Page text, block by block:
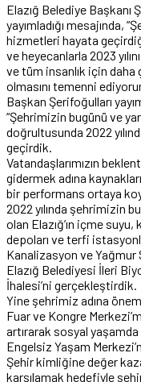
Elazığ Belediye Başkanı
yayımladığı mesajında,
hizmetleri hayata
ve heyecanlarla 2023
ve tüm insanlık için daha
olmasını temenni
Başkan Şerifoğulları
“Şehrimizin bugünü ve
doğrultusunda 2022
geçirdik.
Vatandaşlarımızın
gidermek adına
bir performans ortaya
2022 yılında şehrimizin
olan Elazığ’ın içme
depoları ve terfi
Kanalizasyon ve Yağmur
Elazığ Belediyesi İleri
İhalesi’ni gerçekleştirdik.
Yine şehrimiz adına
Fuar ve Kongre
artırarak sosyal
Engelsiz Yaşam
Şehir kimliğine değer
karşılamak hedefiyle